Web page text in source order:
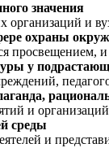
значения
организаций и
охраны
просвещением, и
у
и
среды
и